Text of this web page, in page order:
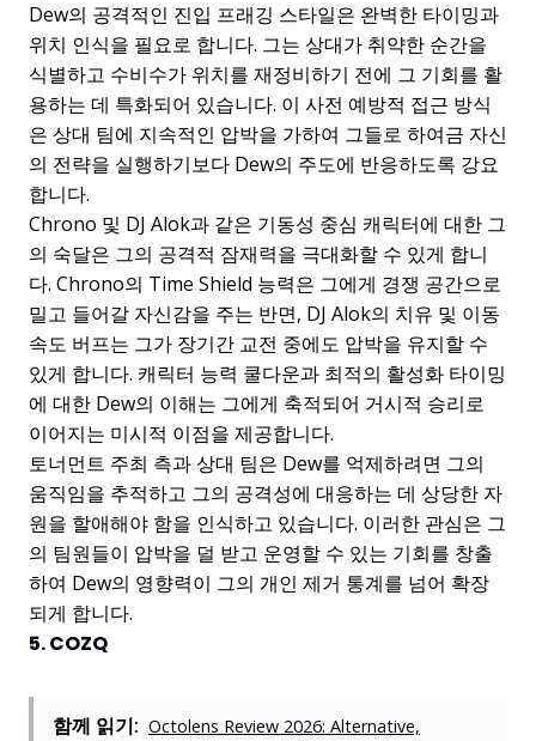
Dew의 공격적인 진입 프래깅 스타일은 완벽한 타이밍과
위치 인식을 필요로 합니다. 그는 상대가 취약한 순간을
식별하고 수비수가 위치를 재정비하기 전에 그 기회를 활
용하는 데 특화되어 있습니다. 이 사전 예방적 접근 방식
은 상대 팀에 지속적인 압박을 가하여 그들로 하여금 자신
의 전략을 실행하기보다 Dew의 주도에 반응하도록 강요
합니다.
Chrono 및 DJ Alok과 같은 기동성 중심 캐릭터에 대한 그
의 숙달은 그의 공격적 잠재력을 극대화할 수 있게 합니
다. Chrono의 Time Shield 능력은 그에게 경쟁 공간으로
밀고 들어갈 자신감을 주는 반면, DJ Alok의 치유 및 이동
속도 버프는 그가 장기간 교전 중에도 압박을 유지할 수
있게 합니다. 캐릭터 능력 쿨다운과 최적의 활성화 타이밍
에 대한 Dew의 이해는 그에게 축적되어 거시적 승리로
이어지는 미시적 이점을 제공합니다.
토너먼트 주최 측과 상대 팀은 Dew를 억제하려면 그의
움직임을 추적하고 그의 공격성에 대응하는 데 상당한 자
원을 할애해야 함을 인식하고 있습니다. 이러한 관심은 그
의 팀원들이 압박을 덜 받고 운영할 수 있는 기회를 창출
하여 Dew의 영향력이 그의 개인 제거 통계를 넘어 확장
되게 합니다.
5. COZQ
함께 읽기: Octolens Review 2026: Alternative,